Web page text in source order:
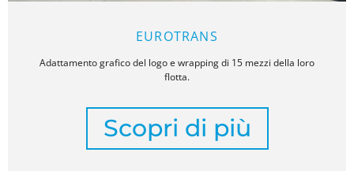
EUROTRANS
Adattamento grafico del logo e wrapping di 15 mezzi della loro
flotta.
Scopri di più